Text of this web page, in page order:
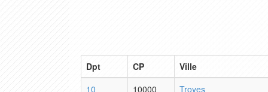
Dpt CP
Ville
10
10000
Troyes